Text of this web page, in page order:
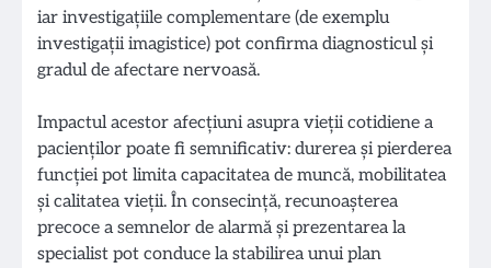
iar investigațiile complementare (de exemplu
investigații imagistice) pot confirma diagnosticul și
gradul de afectare nervoasă.
Impactul acestor afecțiuni asupra vieții cotidiene a
pacienților poate fi semnificativ: durerea și pierderea
funcției pot limita capacitatea de muncă, mobilitatea
și calitatea vieții. În consecință, recunoașterea
precoce a semnelor de alarmă şi prezentarea la
specialist pot conduce la stabilirea unui plan